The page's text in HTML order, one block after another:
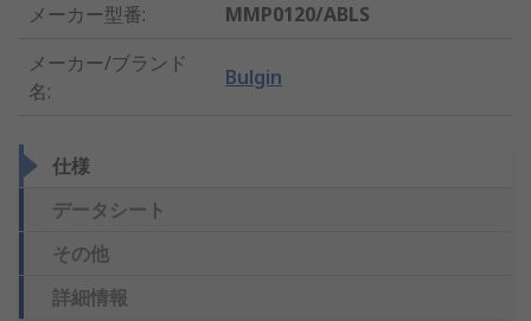
メーカー型番:
MMP0120/ABLS
メーカー/ブランド
名:
Bulgin
仕様
データシート
その他
詳細情報